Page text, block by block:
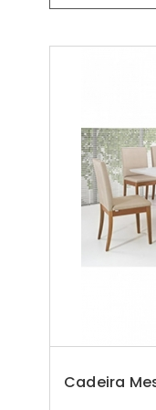
Cadeira